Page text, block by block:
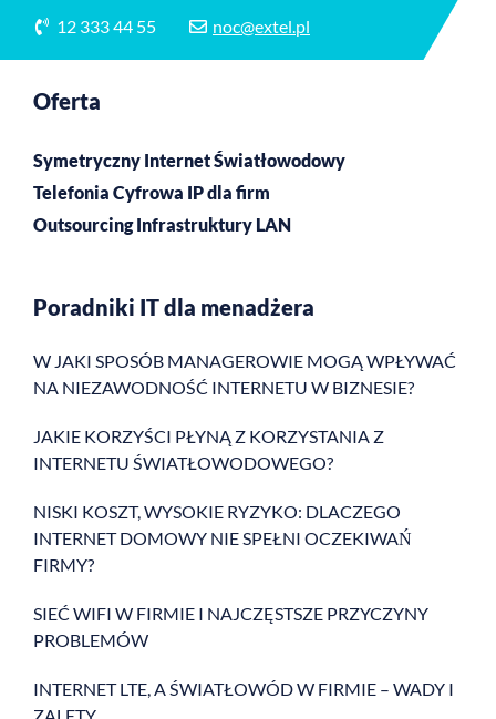
12 333 44 55 noc@extel.pl
Oferta
Symetryczny Internet Światłowodowy
Telefonia Cyfrowa IP dla firm
Outsourcing Infrastruktury LAN
Poradniki IT dla menadżera
W JAKI SPOSÓB MANAGEROWIE MOGĄ WPŁYWAĆ
NA NIEZAWODNOŚĆ INTERNETU W BIZNESIE?
JAKIE KORZYŚCI PŁYNĄ Z KORZYSTANIA Z
INTERNETU ŚWIATŁOWODOWEGO?
NISKI KOSZT, WYSOKIE RYZYKO: DLACZEGO
INTERNET DOMOWY NIE SPEŁNI OCZEKIWAŃ
FIRMY?
SIEĆ WIFI W FIRMIE I NAJCZĘSTSZE PRZYCZYNY
PROBLEMÓW
INTERNET LTE, A ŚWIATŁOWÓD W FIRMIE – WADY I